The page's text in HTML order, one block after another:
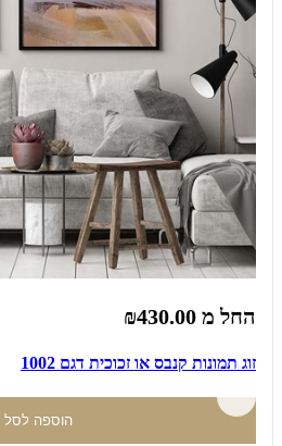
החל מ ₪430.00
זוג תמונות קנבס או זכוכית דגם 1002
הוספה לסל